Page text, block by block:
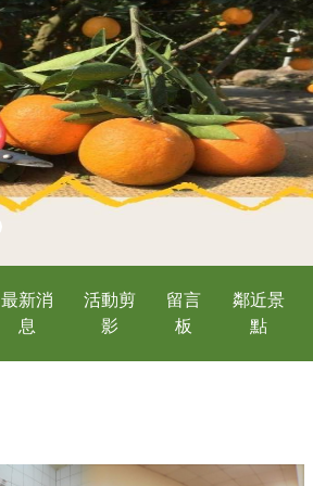
最新消
息
活動剪
影
留言
板
鄰近景
點